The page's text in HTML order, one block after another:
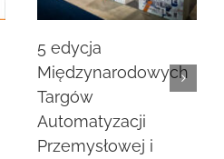
5 edycja
Międzynarodowych
Targów
Automatyzacji
Przemysłowej i